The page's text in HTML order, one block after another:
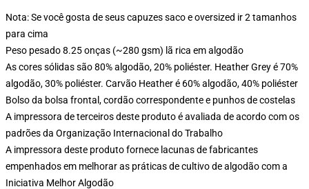
Nota: Se você gosta de seus capuzes saco e oversized ir 2 tamanhos
para cima
Peso pesado 8.25 onças (~280 gsm) lã rica em algodão
As cores sólidas são 80% algodão, 20% poliéster. Heather Grey é 70%
algodão, 30% poliéster. Carvão Heather é 60% algodão, 40% poliéster
Bolso da bolsa frontal, cordão correspondente e punhos de costelas
A impressora de terceiros deste produto é avaliada de acordo com os
padrões da Organização Internacional do Trabalho
A impressora deste produto fornece lacunas de fabricantes
empenhados em melhorar as práticas de cultivo de algodão com a
Iniciativa Melhor Algodão